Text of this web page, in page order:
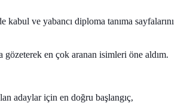
kabul ve yabancı diploma tanıma sayfalarını
en çok aranan isimleri öne aldım.
adaylar için en doğru başlangıç,